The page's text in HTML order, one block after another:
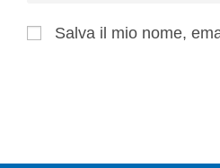
Salva il mio nome,